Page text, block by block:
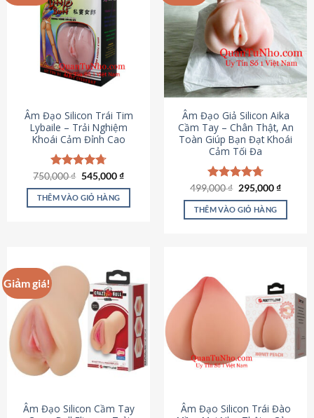
Âm Đạo Silicon Trái Tim
Lybaile – Trải Nghiệm
Khoái Cảm Đỉnh Cao
Được xếp
hạng4.70
5 sao
750,000₫ Giá
là:
750,000 ₫.
545,000₫Giá
tại
545,000 ₫.
THÊM VÀO GIỎ HÀNG
Âm Đạo Giả Silicon Aika
Cầm Tay – Chân Thật, An
Toàn Giúp Bạn Đạt Khoái
Cảm Tối Đa
Được xếp
hạng4.75
5 sao
499,000₫ Giá
là:
499,000 ₫.
295,000₫Giá
tại
THÊM VÀO GIỎ HÀNG
Giảm giá!
Âm Đạo Silicon Cầm Tay
Âm Đạo Silicon Trái Đào